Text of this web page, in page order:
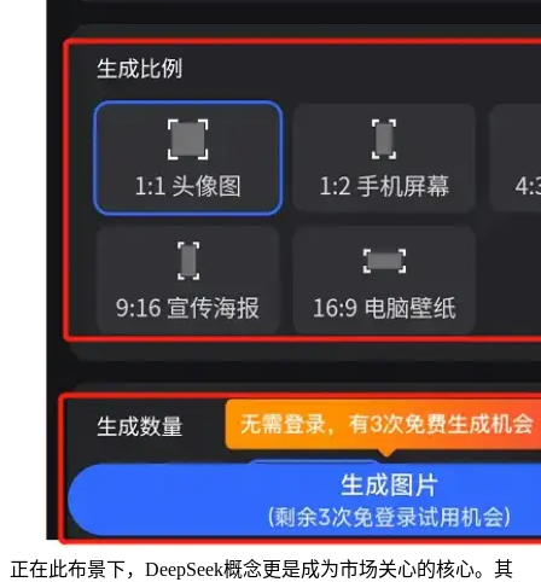
正在此布景下，DeepSeek概念更是成为市场关心的核心。其